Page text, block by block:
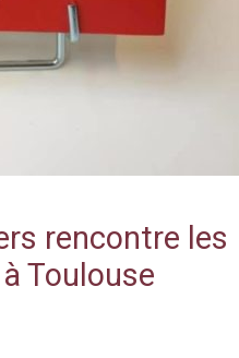
rencontre les
Toulouse